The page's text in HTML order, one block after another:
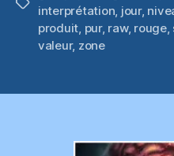
interprétation jour,
produit pur, raw, rouge,
valeur, zone